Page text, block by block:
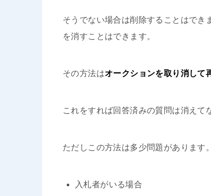
そうでない場合は削除することはでき
を消すことはできます。
その方法はオークションを取り消して
これをすれば回答済みの質問は消えて
ただしこの方法は多少問題があります
入札者がいる場合